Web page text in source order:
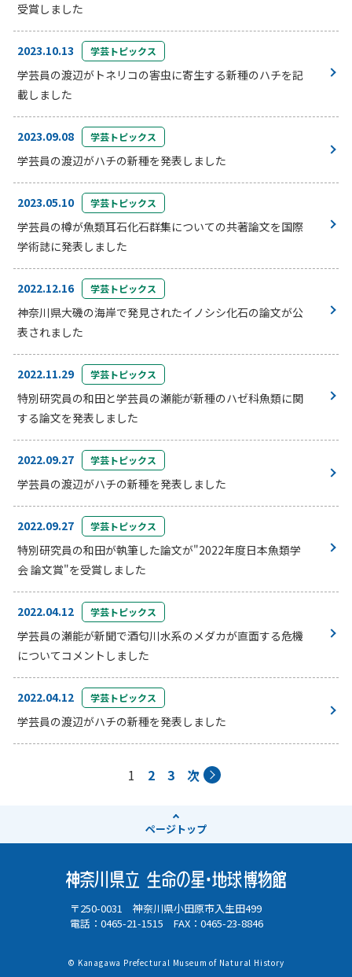
受賞しました
2023.10.13 学芸トピックス
学芸員の渡辺がトネリコの害虫に寄生する新種のハチを記
載しました
2023.09.08 学芸トピックス
学芸員の渡辺がハチの新種を発表しました
2023.05.10 学芸トピックス
学芸員の樽が魚類耳石化石群集についての共著論文を国際
学術誌に発表しました
2022.12.16 学芸トピックス
神奈川県大磯の海岸で発見されたイノシシ化石の論文が公
表されました
2022.11.29 学芸トピックス
特別研究員の和田と学芸員の瀬能が新種のハゼ科魚類に関
する論文を発表しました
2022.09.27 学芸トピックス
学芸員の渡辺がハチの新種を発表しました
2022.09.27 学芸トピックス
特別研究員の和田が執筆した論文が"2022年度日本魚類学
会 論文賞"を受賞しました
2022.04.12 学芸トピックス
学芸員の瀬能が新聞で酒匂川水系のメダカが直面する危機
についてコメントしました
2022.04.12 学芸トピックス
学芸員の渡辺がハチの新種を発表しました
1 2 3 次
ページトップ
〒250-0031 神奈川県小田原市入生田499
電話：0465-21-1515 FAX：0465-23-8846
© Kanagawa Prefectural Museum of Natural History